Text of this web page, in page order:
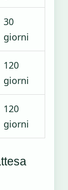
30
giorni
120
giorni
120
giorni